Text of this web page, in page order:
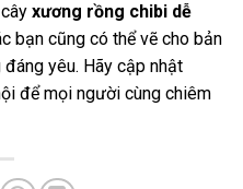
xương rồng chibi dễ
bạn cũng có thể vẽ cho bản
yêu. Hãy cập nhật
để mọi người cùng chiêm